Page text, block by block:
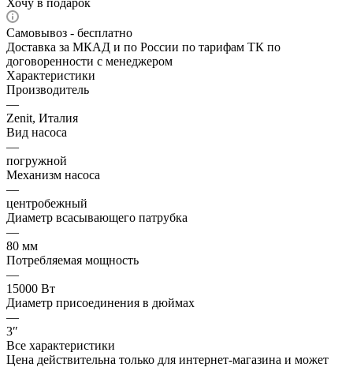
Самовывоз - бесплатно
Доставка за МКАД и по России по тарифам ТК по
договоренности с менеджером
Характеристики
Производитель
—
Zenit, Италия
Вид насоса
—
погружной
Механизм насоса
—
центробежный
Диаметр всасывающего патрубка
—
80 мм
Потребляемая мощность
—
15000 Вт
Диаметр присоединения в дюймах
—
3″
Все характеристики
Цена действительна только для интернет-магазина и может